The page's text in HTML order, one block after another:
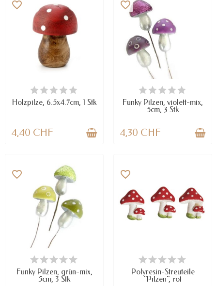
NUR NOCH WENIGE TEILE
VERFÜGBAR
favorite_border
Holzpilze, 6.5x4.7cm, 1 Stk
4,40 CHF
VERFÜGBAR
favorite_border
Funky Pilzen, violett-mix,
5cm, 3 Stk
4,30 CHF
VERFÜGBAR
favorite_border
Funky Pilzen, grün-mix,
5cm, 3 Stk
VERFÜGBAR
favorite_border
Polyresin-Streuteile
"Pilzen", rot